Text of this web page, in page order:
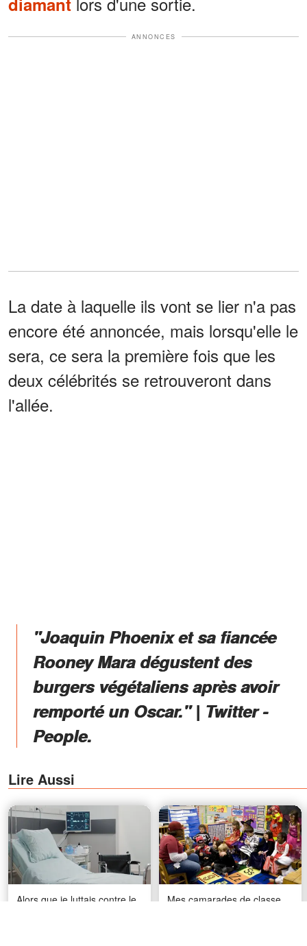
ANNONCES
La date à laquelle ils vont se lier n'a pas
encore été annoncée, mais lorsqu'elle le
sera, ce sera la première fois que les
deux célébrités se retrouveront dans
l'allée.
"Joaquin Phoenix et sa fiancée
Rooney Mara dégustent des
burgers végétaliens après avoir
remporté un Oscar." | Twitter -
People.
Lire Aussi
Alors que je luttais contre le
Mes camarades de classe